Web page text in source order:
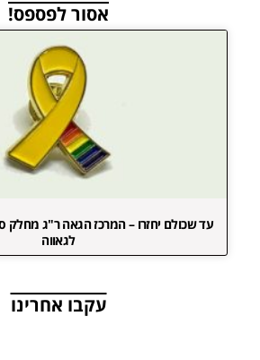
אסור לפספס!
עד שכולם יחזרו – המרכז הגאה ר"ג מחלק
לגאווה
עקבו אחרינו